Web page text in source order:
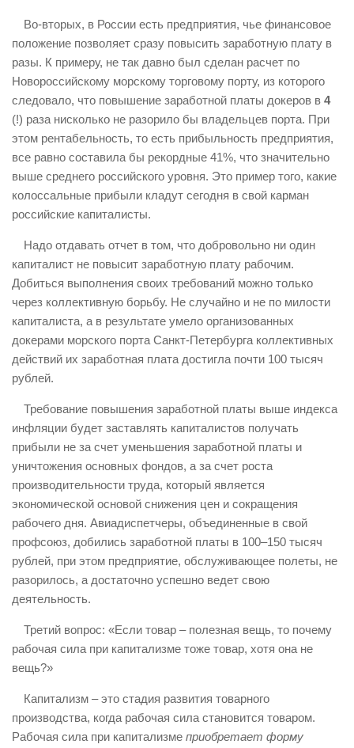
Во-вторых, в России есть предприятия, чье финансовое
положение позволяет сразу повысить заработную плату в
разы. К примеру, не так давно был сделан расчет по
Новороссийскому морскому торговому порту, из которого
следовало, что повышение заработной платы докеров в 4
(!) раза нисколько не разорило бы владельцев порта. При
этом рентабельность, то есть прибыльность предприятия,
все равно составила бы рекордные 41%, что значительно
выше среднего российского уровня. Это пример того, какие
колоссальные прибыли кладут сегодня в свой карман
российские капиталисты.
Надо отдавать отчет в том, что добровольно ни один
капиталист не повысит заработную плату рабочим.
Добиться выполнения своих требований можно только
через коллективную борьбу. Не случайно и не по милости
капиталиста, а в результате умело организованных
докерами морского порта Санкт-Петербурга коллективных
действий их заработная плата достигла почти 100 тысяч
рублей.
Требование повышения заработной платы выше индекса
инфляции будет заставлять капиталистов получать
прибыли не за счет уменьшения заработной платы и
уничтожения основных фондов, а за счет роста
производительности труда, который является
экономической основой снижения цен и сокращения
рабочего дня. Авиадиспетчеры, объединенные в свой
профсоюз, добились заработной платы в 100–150 тысяч
рублей, при этом предприятие, обслуживающее полеты, не
разорилось, а достаточно успешно ведет свою
деятельность.
Третий вопрос: «Если товар – полезная вещь, то почему
рабочая сила при капитализме тоже товар, хотя она не
вещь?»
Капитализм – это стадия развития товарного
производства, когда рабочая сила становится товаром.
Рабочая сила при капитализме приобретает форму